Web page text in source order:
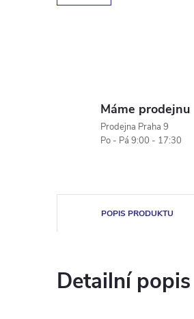
Máme prodejnu
Prodejna Praha 9
Po - Pá 9:00 - 17:30
POPIS PRODUKTU
Detailní